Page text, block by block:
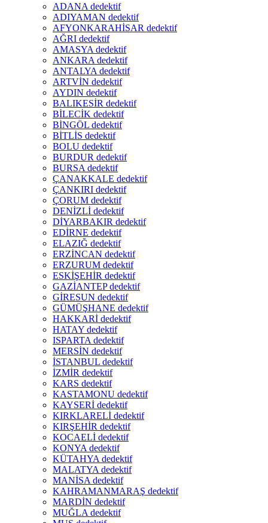
ADANA dedektif
ADIYAMAN dedektif
AFYONKARAHİSAR dedektif
AĞRI dedektif
AMASYA dedektif
ANKARA dedektif
ANTALYA dedektif
ARTVİN dedektif
AYDIN dedektif
BALIKESİR dedektif
BİLECİK dedektif
BİNGÖL dedektif
BİTLİS dedektif
BOLU dedektif
BURDUR dedektif
BURSA dedektif
ÇANAKKALE dedektif
ÇANKIRI dedektif
ÇORUM dedektif
DENİZLİ dedektif
DİYARBAKIR dedektif
EDİRNE dedektif
ELAZIĞ dedektif
ERZİNCAN dedektif
ERZURUM dedektif
ESKİŞEHİR dedektif
GAZİANTEP dedektif
GİRESUN dedektif
GÜMÜŞHANE dedektif
HAKKARİ dedektif
HATAY dedektif
ISPARTA dedektif
MERSİN dedektif
İSTANBUL dedektif
İZMİR dedektif
KARS dedektif
KASTAMONU dedektif
KAYSERİ dedektif
KIRKLARELİ dedektif
KIRŞEHİR dedektif
KOCAELİ dedektif
KONYA dedektif
KÜTAHYA dedektif
MALATYA dedektif
MANİSA dedektif
KAHRAMANMARAŞ dedektif
MARDİN dedektif
MUĞLA dedektif